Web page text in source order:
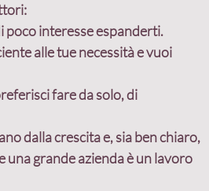
clienti Vendita
ideale Costruzione alleanze
Alleanza
poco interesse espanderti.
alle tue necessità e vuoi
fare da solo, di
dalla crescita e, sia ben chiaro,
una grande azienda è un lavoro